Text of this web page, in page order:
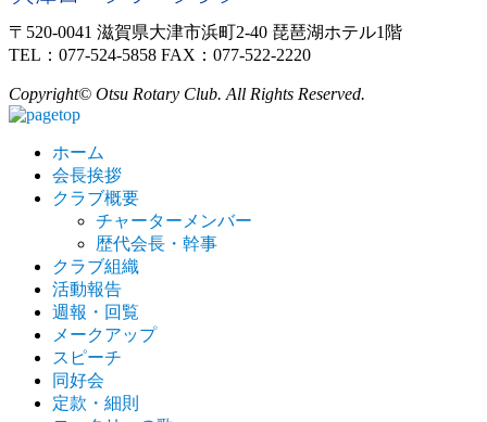
〒520-0041 滋賀県大津市浜町2-40 琵琶湖ホテル1階
TEL：077-524-5858 FAX：077-522-2220
Copyright© Otsu Rotary Club. All Rights Reserved.
ホーム
会長挨拶
クラブ概要
チャーターメンバー
歴代会長・幹事
クラブ組織
活動報告
週報・回覧
メークアップ
スピーチ
同好会
定款・細則